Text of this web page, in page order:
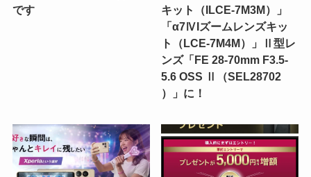
です
キット（ILCE-7M3M）」
「α7ⅣIズームレンズキッ
ト（LCE-7M4M）」Ⅱ型レ
ンズ「FE 28-70mm F3.5-
5.6 OSS Ⅱ（SEL28702
）」に！